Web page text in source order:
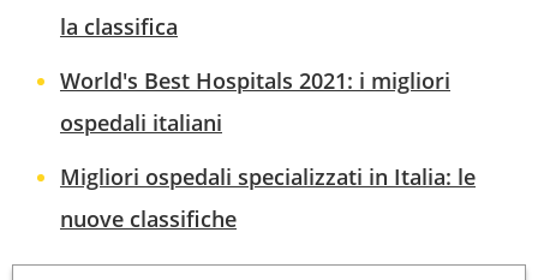
la classifica
World's Best Hospitals 2021: i migliori
ospedali italiani
Migliori ospedali specializzati in Italia: le
nuove classifiche